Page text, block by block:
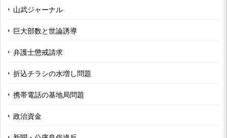
山武ジャーナル
巨大部数と世論誘導
弁護士懲戒請求
折込チラシの水増し問題
携帯電話の基地局問題
政治資金